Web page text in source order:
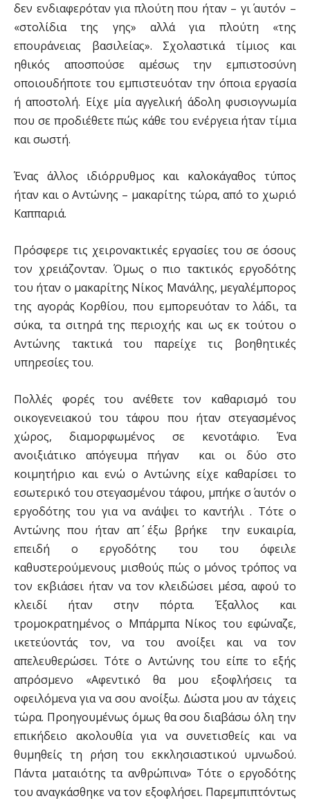
δεν ενδιαφερόταν για πλούτη που ήταν – γι΄ αυτόν –
«στολίδια της γης» αλλά για πλούτη «της
επουράνειας βασιλείας». Σχολαστικά τίμιος και
ηθικός αποσπούσε αμέσως την εμπιστοσύνη
οποιουδήποτε του εμπιστευόταν την όποια εργασία
ή αποστολή. Είχε μία αγγελική άδολη φυσιογνωμία
που σε προδιέθετε πώς κάθε του ενέργεια ήταν τίμια
και σωστή.
Ένας άλλος ιδιόρρυθμος και καλοκάγαθος τύπος
ήταν και ο Αντώνης – μακαρίτης τώρα, από το χωριό
Καππαριά.
Πρόσφερε τις χειρονακτικές εργασίες του σε όσους
τον χρειάζονταν. Όμως ο πιο τακτικός εργοδότης
του ήταν ο μακαρίτης Νίκος Μανάλης, μεγαλέμπορος
της αγοράς Κορθίου, που εμπορευόταν το λάδι, τα
σύκα, τα σιτηρά της περιοχής και ως εκ τούτου ο
Αντώνης τακτικά του παρείχε τις βοηθητικές
υπηρεσίες του.
Πολλές φορές του ανέθετε τον καθαρισμό του
οικογενειακού του τάφου που ήταν στεγασμένος
χώρος, διαμορφωμένος σε κενοτάφιο. Ένα
ανοιξιάτικο απόγευμα πήγαν και οι δύο στο
κοιμητήριο και ενώ ο Αντώνης είχε καθαρίσει το
εσωτερικό του στεγασμένου τάφου, μπήκε σ΄ αυτόν ο
εργοδότης του για να ανάψει το καντήλι . Τότε ο
Αντώνης που ήταν απ΄ έξω βρήκε την ευκαιρία,
επειδή ο εργοδότης του του όφειλε
καθυστερούμενους μισθούς πώς ο μόνος τρόπος να
τον εκβιάσει ήταν να τον κλειδώσει μέσα, αφού το
κλειδί ήταν στην πόρτα. Έξαλλος και
τρομοκρατημένος ο Μπάρμπα Νίκος του εφώναζε,
ικετεύοντάς τον, να του ανοίξει και να τον
απελευθερώσει. Τότε ο Αντώνης του είπε το εξής
απρόσμενο «Αφεντικό θα μου εξοφλήσεις τα
οφειλόμενα για να σου ανοίξω. Δώστα μου αν τάχεις
τώρα. Προηγουμένως όμως θα σου διαβάσω όλη την
επικήδειο ακολουθία για να συνετισθείς και να
θυμηθείς τη ρήση του εκκλησιαστικού υμνωδού.
Πάντα ματαιότης τα ανθρώπινα» Τότε ο εργοδότης
του αναγκάσθηκε να τον εξοφλήσει. Παρεμπιπτόντως